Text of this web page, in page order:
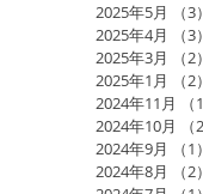
2025年5月
（3）
2025年4月
（3）
2025年3月
（2）
2025年1月
（2）
2024年11月
（
2024年10月
（
2024年9月
（1）
2024年8月
（2）